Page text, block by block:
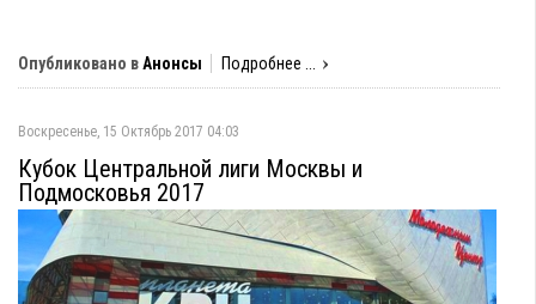
Опубликовано вАнонсы Подробнее ...
Воскресенье, 15 Октябрь 2017 04:03
Кубок Центральной лиги Москвы и
Подмосковья 2017